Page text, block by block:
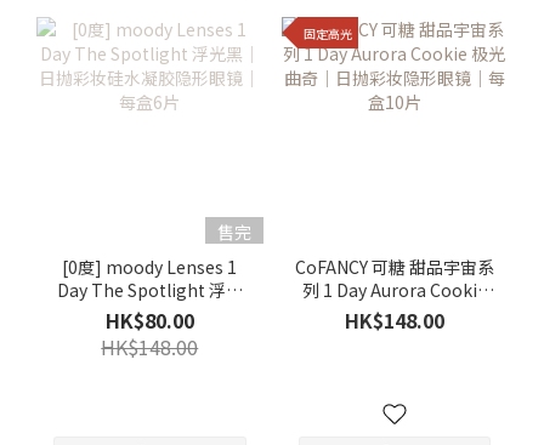
售完
[0度] moody Lenses 1
Day The Spotlight 浮光
黑｜日抛彩妆硅水凝胶隐
形眼镜｜每盒6片
HK$80.00
HK$148.00
固定高光
CoFANCY 可糖 甜品宇宙系
列 1 Day Aurora Cookie
极光曲奇｜日抛彩妆隐形
眼镜｜每盒10片
HK$148.00